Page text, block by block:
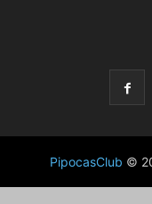
PipocasClub ©